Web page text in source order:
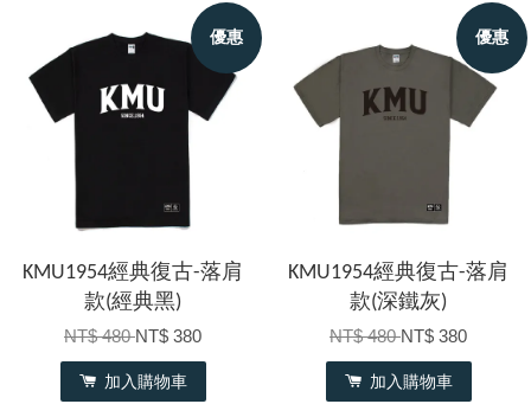
優惠
KMU1954經典復古-落肩
款(經典黑)
NT$ 480NT$ 380
加入購物車
優惠
KMU1954經典復古-落肩
款(深鐵灰)
NT$ 480NT$ 380
加入購物車